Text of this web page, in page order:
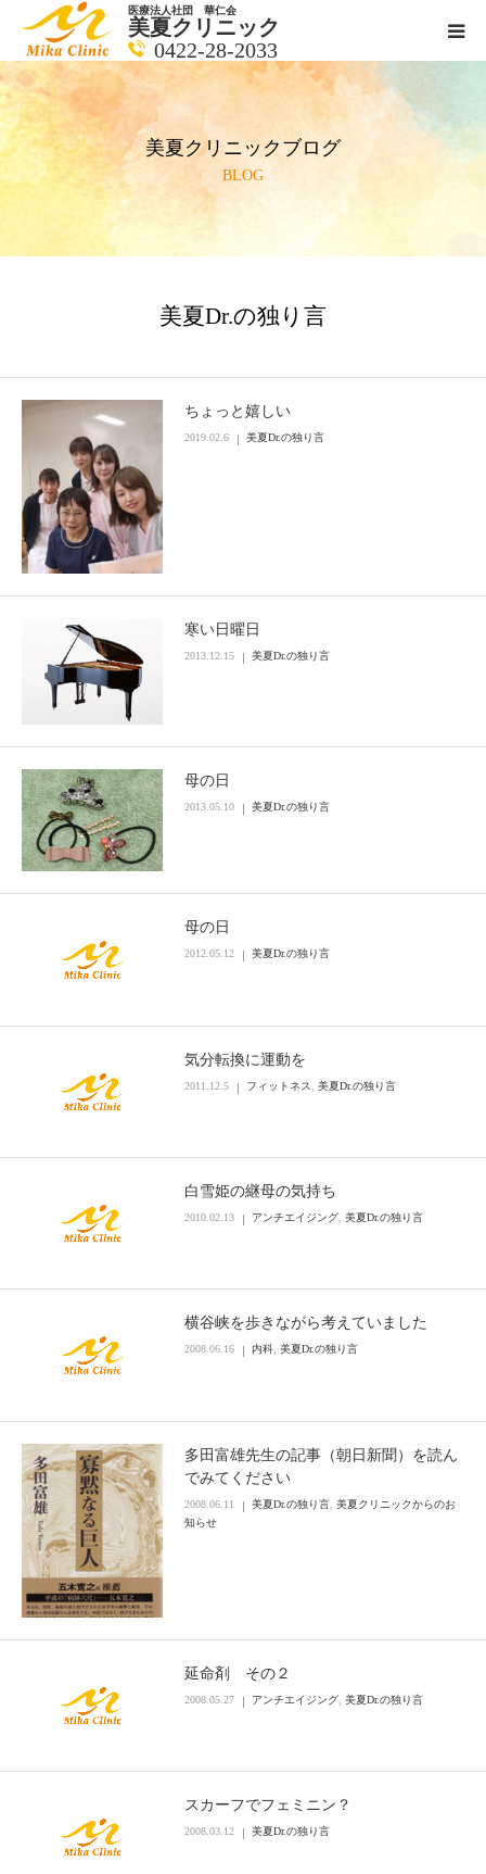
医療法人社団 華仁会
美夏クリニック
0422-28-2033
美夏クリニックブログ
BLOG
美夏Dr.の独り言
ちょっと嬉しい
2019.02.6 美夏Dr.の独り言
寒い日曜日
2013.12.15 美夏Dr.の独り言
母の日
2013.05.10 美夏Dr.の独り言
母の日
2012.05.12 美夏Dr.の独り言
気分転換に運動を
2011.12.5 フィットネス 美夏Dr.の独り言
白雪姫の継母の気持ち
2010.02.13 アンチエイジング 美夏Dr.の独り言
横谷峡を歩きながら考えていました
2008.06.16 内科, 美夏Dr.の独り言
多田富雄先生の記事（朝日新聞）を読ん
でみてください
2008.06.11 美夏Dr.の独り言 美夏クリニックからのお
知らせ
延命剤 その２
2008.05.27 アンチエイジング 美夏Dr.の独り言
スカーフでフェミニン？
2008.03.12 美夏Dr.の独り言
医師紹介
診療科目
クリニックの紹介
ブログ一覧ページ
料金一覧 new